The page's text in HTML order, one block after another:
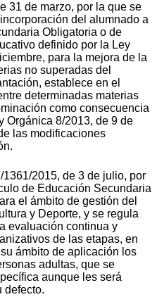
31 de marzo, por la que se
del alumnado a
Obligatoria o de
definido por la Ley
para la mejora de la
no superadas del
establece en el
determinadas materias
como consecuencia
Orgánica 8/2013, de 9 de
las modificaciones
2015, de 3 de julio, por
de Educación Secundaria
el ámbito de gestión del
y Deporte, y se regula
evaluación continua y
de las etapas, en
ámbito de aplicación los
adultas, que se
aunque les será
defecto.